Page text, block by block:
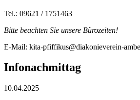
Tel.: 09621 / 1751463
Bitte beachten Sie unsere Bürozeiten!
E-Mail: kita-pfiffikus@diakonieverein-
Infonachmittag
10.04.2025